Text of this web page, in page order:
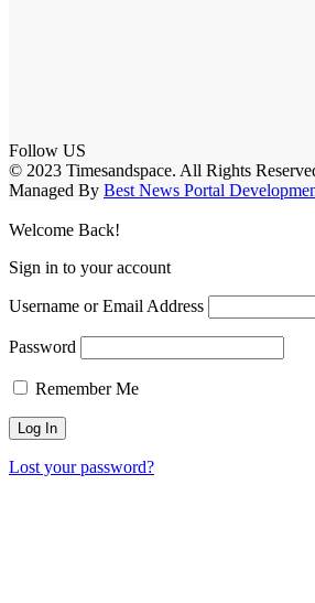
Follow US
© 2023 Timesandspace. All Rights
Managed By Best News Portal
Welcome Back!
Sign in to your account
Username or Email Address
Password
Remember Me
Lost your password?